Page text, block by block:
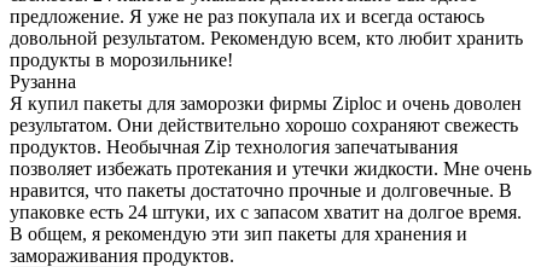
предложение. Я уже не раз покупала их и всегда остаюсь
довольной результатом. Рекомендую всем, кто любит хранить
продукты в морозильнике!
Рузанна
Я купил пакеты для заморозки фирмы Ziploc и очень доволен
результатом. Они действительно хорошо сохраняют свежесть
продуктов. Необычная Zip технология запечатывания
позволяет избежать протекания и утечки жидкости. Мне очень
нравится, что пакеты достаточно прочные и долговечные. В
упаковке есть 24 штуки, их с запасом хватит на долгое время.
В общем, я рекомендую эти зип пакеты для хранения и
замораживания продуктов.